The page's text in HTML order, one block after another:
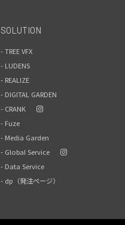
SOLUTION
- TREE VFX
- LUDENS
- REALIZE
- DIGITAL GARDEN
- CRANK
- Fuze
- Media Garden
- Global Service
- Data Service
- dp（発注ページ）